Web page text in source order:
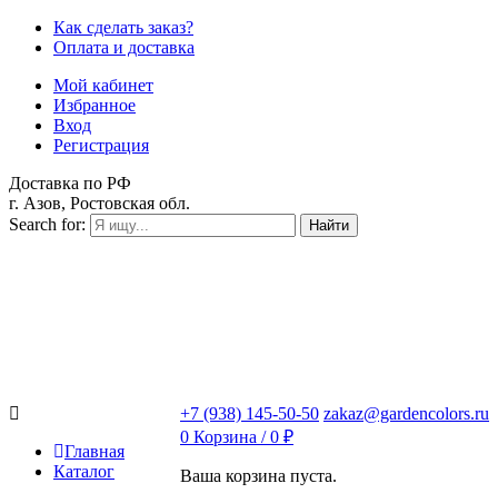
Как сделать заказ?
Оплата и доставка
Мой кабинет
Избранное
Вход
Регистрация
Доставка по РФ
г. Азов, Ростовская обл.
Search for:
Найти
+7 (938) 145-50-50 zakaz@gardencolors.ru
0 Корзина /0 ₽
Ваша корзина пуста.
Главная
Каталог